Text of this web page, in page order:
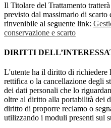
Il Titolare del Trattamento
previsto dal massimario di
rinvenibile al seguente link:
conservazione e scarto
DIRITTI
L'utente ha il diritto di richiedere
rettifica o la cancellazione degli
dei dati personali che lo
oltre al diritto alla portabilità dei
diritto di proporre reclamo o
utilizzando i moduli presenti sul